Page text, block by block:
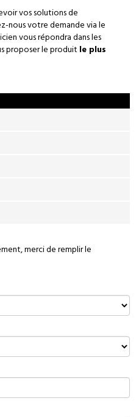
vos solutions de
nous votre demande via le
vous répondra dans les
proposer le produit le plus
merci de remplir le